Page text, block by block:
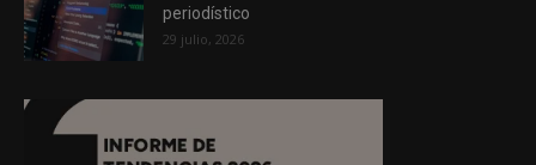
periodístico
29 julio, 2026